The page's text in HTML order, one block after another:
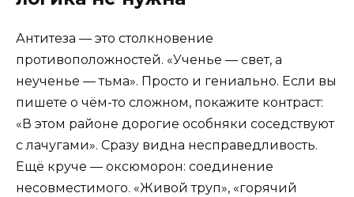
Антитеза — это столкновение
противоположностей. «Ученье — свет, а
неученье — тьма». Просто и гениально. Если вы
пишете о чём-то сложном, покажите контраст:
«В этом районе дорогие особняки соседствуют
с лачугами». Сразу видна несправедливость.
Ещё круче — оксюморон: соединение
несовместимого. «Живой труп», «горячий